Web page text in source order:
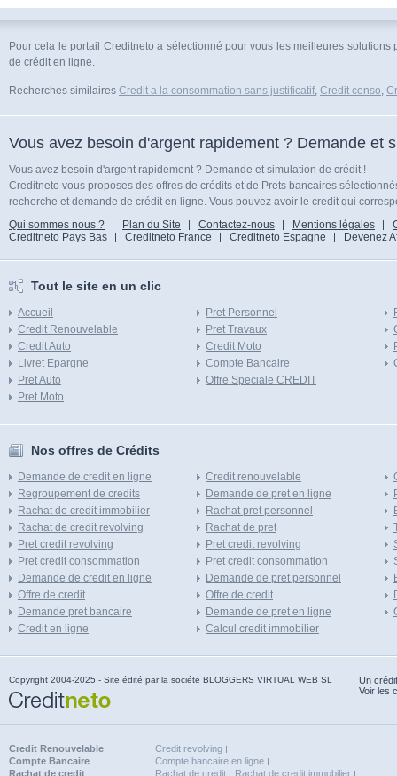
Pour cela le portail Creditneto a sélectionné pour vous les meilleures
de crédit en ligne.
Recherches similaires Credit a la consommation sans justificatif, Credit conso,
Vous avez besoin d'argent rapidement ? Demande et
Vous avez besoin d'argent rapidement ? Demande et simulation de crédit !
Creditneto vous proposes des offres de crédits et de Prets bancaires
recherche et demande de crédit en ligne. Vous pouvez avoir le credit qui
Qui sommes nous ?
Plan du Site Contactez-nous Mentions légales
Creditneto Pays Bas
Creditneto France Creditneto Espagne Devenez
Tout le site en un clic
Accueil
Credit Renouvelable
Credit Auto
Livret Epargne
Pret Auto
Pret Moto
Pret Personnel
Pret Travaux
Credit Moto
Compte Bancaire
Offre Speciale CREDIT
Nos offres de Crédits
Demande de credit en ligne
Regroupement de credits
Rachat de credit immobilier
Rachat de credit revolving
Pret credit revolving
Pret credit consommation
Demande de credit en ligne
Offre de credit
Demande pret bancaire
Credit en ligne
Credit renouvelable
Demande de pret en ligne
Rachat pret personnel
Rachat de pret
Pret credit revolving
Pret credit consommation
Demande de pret personnel
Offre de credit
Demande de pret en ligne
Calcul credit immobilier
Copyright 2004-2025 - Site édité par la société BLOGGERS VIRTUAL WEB SL
Un
Voir les
Credit Renouvelable
Credit revolving
Compte Bancaire
Compte bancaire en ligne
Rachat de credit
Rachat de credit Rachat de credit immobilier